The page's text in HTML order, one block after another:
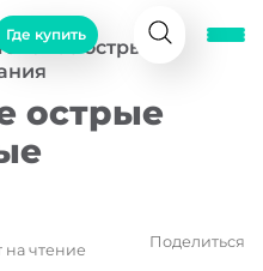
Где купить
такое острые
острые
чтение